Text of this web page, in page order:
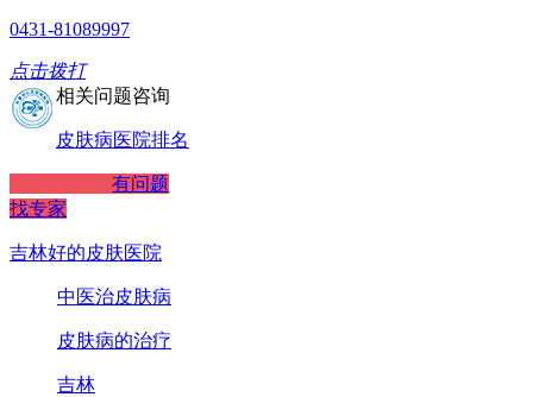
0431-81089997
点击拨打
相关问题咨询
皮肤病医院排名
有问题
找专家
吉林好的皮肤医院
中医治皮肤病
皮肤病的治疗
吉林